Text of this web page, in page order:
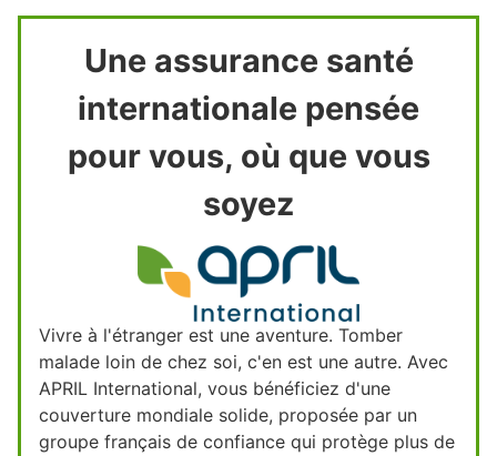
Une assurance santé
internationale pensée
pour vous, où que vous
soyez
Vivre à l'étranger est une aventure. Tomber
malade loin de chez soi, c'en est une autre. Avec
APRIL International, vous bénéficiez d'une
couverture mondiale solide, proposée par un
groupe français de confiance qui protège plus de